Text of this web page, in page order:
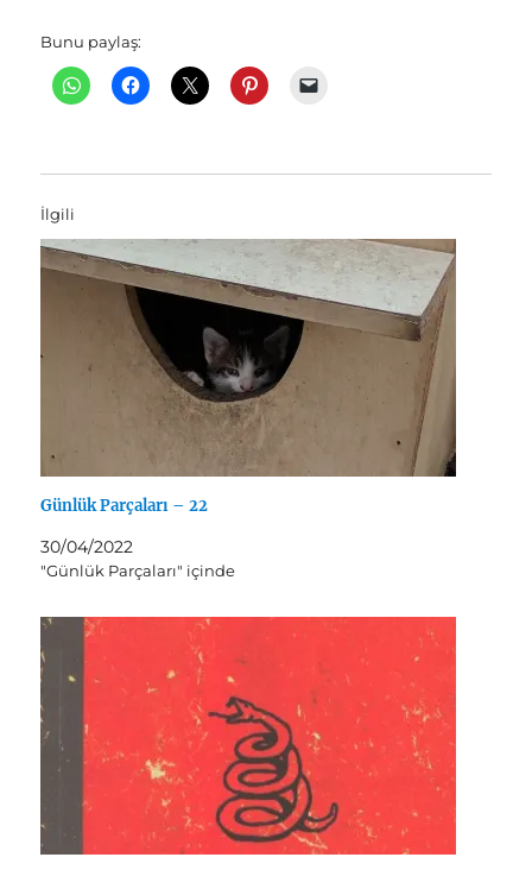
Bunu paylaş:
İlgili
Günlük Parçaları – 22
30/04/2022
"Günlük Parçaları" içinde